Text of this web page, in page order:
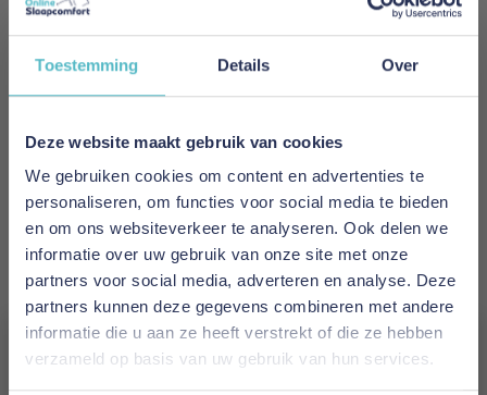
Toestemming Details Over
Deze website maakt gebruik van cookies
We gebruiken cookies om content en advertenties te
personaliseren, om functies voor social media te bieden
en om ons websiteverkeer te analyseren. Ook delen we
informatie over uw gebruik van onze site met onze
partners voor social media, adverteren en analyse. Deze
partners kunnen deze gegevens combineren met andere
informatie die u aan ze heeft verstrekt of die ze hebben
verzameld op basis van uw gebruik van hun services.
Meld je nu aan voor de nieuwsbrief
E-mailadres
Inschrijven
This form is protected by reCAPTCHA - theGoogle Privacy
Policy
Terms of Serviceapply.